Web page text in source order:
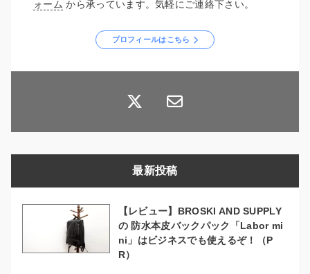
ォーム から承っています。気軽にご連絡下さい。
プロフィールはこちら
最新投稿
【レビュー】BROSKI AND SUPPLY
の 防水本皮バックパック「Labor mi
ni」はビジネスでも使えるぞ！（P
R）